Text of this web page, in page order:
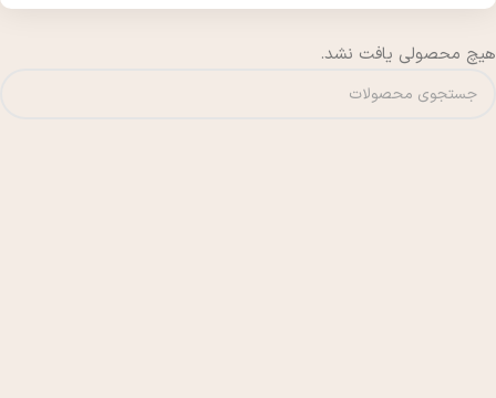
هیچ محصولی یافت نشد.